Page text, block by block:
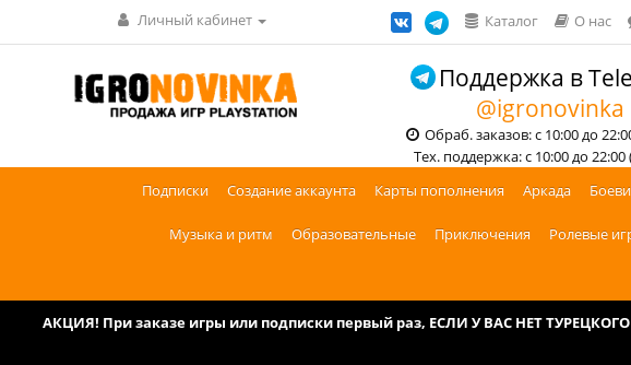
Личный кабинет Каталог О нас
Поддержка в
@igronovinka
Обраб. заказов: с 10:00 до
Тех. поддержка: с 10:00 до 22:00
Подписки Создание аккаунта Карты пополнения Аркада
Музыка и ритм Образовательные Приключения Ролевые
АКЦИЯ! При заказе игры или подписки первый раз, ЕСЛИ У ВАС НЕТ